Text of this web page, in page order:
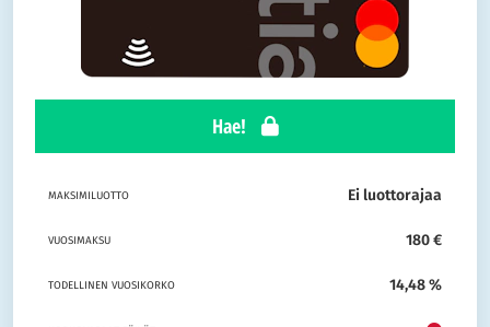
Hae!
MAKSIMILUOTTO Ei luottorajaa
VUOSIMAKSU 180 €
TODELLINEN VUOSIKORKO 14,48 %